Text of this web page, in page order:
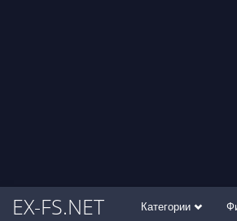
EX-FS.NET Категории